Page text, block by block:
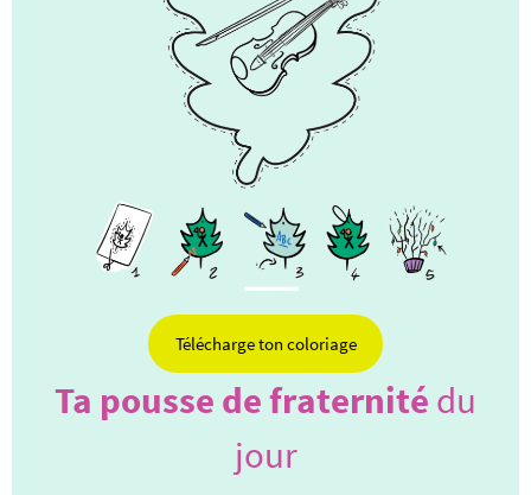
Télécharge ton coloriage
Ta pousse de fraternité du
jour